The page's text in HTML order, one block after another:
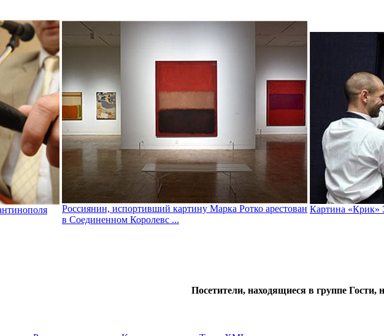
Россиянин, испортивший картину Марка Ротко арестован
в Соединенном Королевс ...
Картина «Крик»
Посетители, находящиеся в группе Гости,